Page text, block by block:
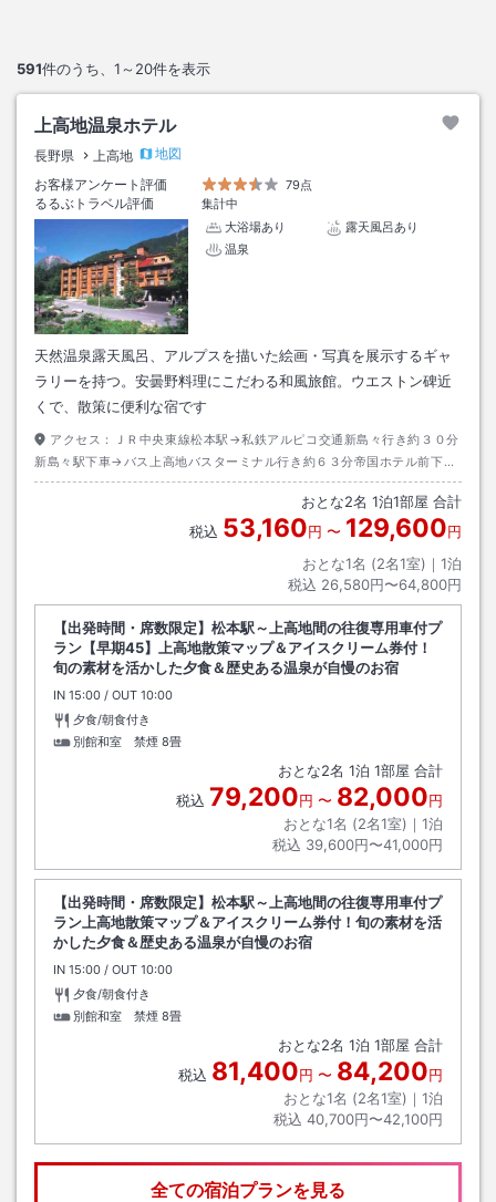
591件のうち、 1～20件を表示
上高地温泉ホテル
長野県 上高地
地図
お客様アンケート評価
79点
るるぶトラベル評価
集計中
大浴場あり
露天風呂あり
温泉
天然温泉露天風呂、アルプスを描いた絵画・写真を展示するギャ
ラリーを持つ。安曇野料理にこだわる和風旅館。ウエストン碑近
くで、散策に便利な宿です
アクセス：
ＪＲ中央東線松本駅→私鉄アルピコ交通新島々行き約３０分
新島々駅下車→バス上高地バスターミナル行き約６３分帝国ホテル前下車
→徒歩約１０分
おとな2名 1泊1部屋 合計
税込 53,160円 〜 129,600円
おとな1名 (2名1室)｜ 1泊
税込 26,580円〜64,800円
【出発時間・席数限定】松本駅～上高地間の往復専用車付プ
ラン【早期45】上高地散策マップ＆アイスクリーム券付！
旬の素材を活かした夕食＆歴史ある温泉が自慢のお宿
IN チェックイン
15:00 / OUT チェックアウト
10:00
夕食/朝食付き
別館和室 禁煙 8畳
おとな2名 1泊 1部屋 合計
税込 79,200円 〜 82,000円
おとな1名 (2名1室)｜ 1泊
税込 39,600円〜41,000円
【出発時間・席数限定】松本駅～上高地間の往復専用車付プ
ラン上高地散策マップ＆アイスクリーム券付！旬の素材を活
かした夕食＆歴史ある温泉が自慢のお宿
IN チェックイン
15:00 / OUT チェックアウト
10:00
夕食/朝食付き
別館和室 禁煙 8畳
おとな2名 1泊 1部屋 合計
税込 81,400円 〜 84,200円
おとな1名 (2名1室)｜ 1泊
税込 40,700円〜42,100円
全ての宿泊プランを見る